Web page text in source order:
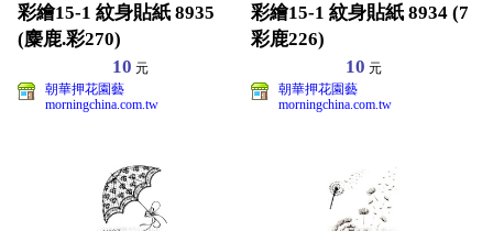
彩繪15-1 紋身貼紙 8935
(麋鹿.彩270)
10 元
朝華押花園藝
morningchina.com.tw
彩繪15-1 紋身貼紙 8934 (7
彩鹿226)
10 元
朝華押花園藝
morningchina.com.tw